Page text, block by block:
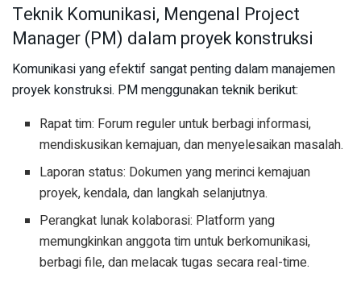
Teknik Komunikasi, Mengenal Project
Manager (PM) dalam proyek konstruksi
Komunikasi yang efektif sangat penting dalam manajemen
proyek konstruksi. PM menggunakan teknik berikut:
Rapat tim: Forum reguler untuk berbagi informasi,
mendiskusikan kemajuan, dan menyelesaikan masalah.
Laporan status: Dokumen yang merinci kemajuan
proyek, kendala, dan langkah selanjutnya.
Perangkat lunak kolaborasi: Platform yang
memungkinkan anggota tim untuk berkomunikasi,
berbagi file, dan melacak tugas secara real-time.